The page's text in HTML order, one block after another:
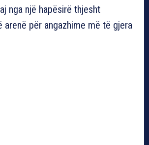
nga një hapësirë thjesht
arenë për angazhime më të gjera